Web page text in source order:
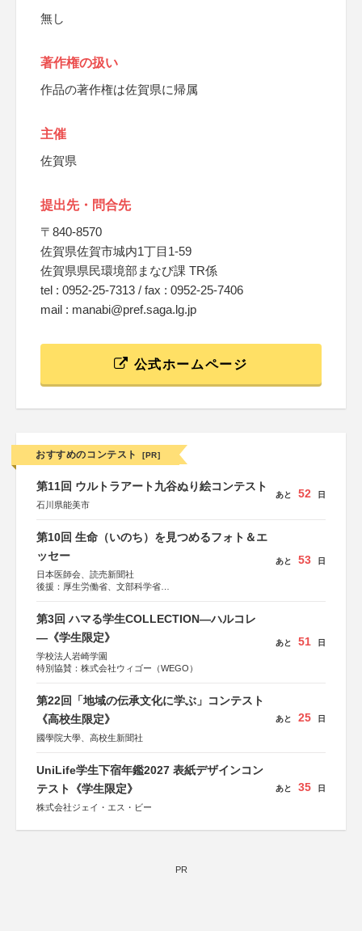
無し
著作権の扱い
作品の著作権は佐賀県に帰属
主催
佐賀県
提出先・問合先
〒840-8570
佐賀県佐賀市城内1丁目1-59
佐賀県県民環境部まなび課 TR係
tel : 0952-25-7313 / fax : 0952-25-7406
mail : manabi@pref.saga.lg.jp
公式ホームページ
おすすめのコンテスト [PR]
第11回 ウルトラアート九谷ぬり絵コンテスト
石川県能美市
あと 52 日
第10回 生命（いのち）を見つめるフォト＆エ
ッセー
日本医師会、読売新聞社
後援：厚生労働省、文部科学省
しん生命保険株式会社
あと 53 日
第3回 ハマる学生COLLECTION―ハルコレ
―《学生限定》
学校法人岩崎学園
特別協賛：株式会社ウィゴー（WEGO）
あと 51 日
第22回「地域の伝承文化に学ぶ」コンテスト
《高校生限定》
國學院大學、高校生新聞社
あと 25 日
UniLife学生下宿年鑑2027 表紙デザインコン
テスト《学生限定》
株式会社ジェイ・エス・ビー
あと 35 日
PR